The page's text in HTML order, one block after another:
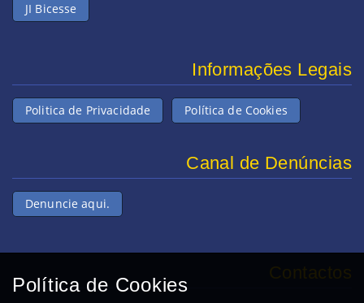
JI Bicesse
Informações Legais
Politica de Privacidade Política de Cookies
Canal de Denúncias
Denuncie aqui.
Política de Cookies